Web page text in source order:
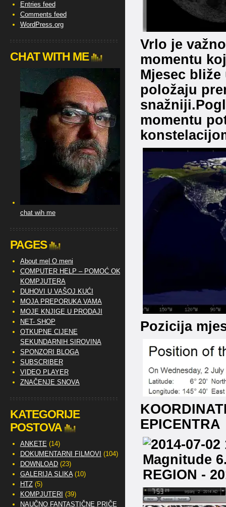
Vrlo je
momentu
Mjesec
položaju
momentu
Pozicija
EPICENTRA
Entries feed
Comments feed
WordPress.org
CHAT WITH ME
chat wih me
PAGES
About me| O meni
COMPUTER HELP – POMOĆ OKO
KOMPJUTERA
DUHOVI U VAŠOJ KUĆI
MOJA PREPORUKA VAMA
MOJE KNJIGE U PRODAJI
NET- SHOP
OTKUPNE CIJENE
SEKUNDARNIH SIROVINA
SPONZORI BLOGA
SUBSCRIBER
VIDEO PLAYER
ZNAČENJE SNOVA
KATEGORIJE
POSTOVA
ANKETE (14)
DOKUMENTARNI FILMOVI (104)
DOWNLOAD(23)
GALERIJA SLIKA(10)
HTZ(5)
KOMPJUTERI (39)
NAUČNO FANTASTIČNE PRIČE